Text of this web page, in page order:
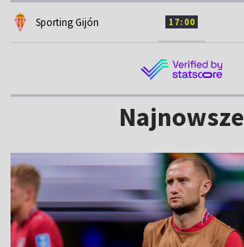
Sporting Gijón 17:00
Najnowsze